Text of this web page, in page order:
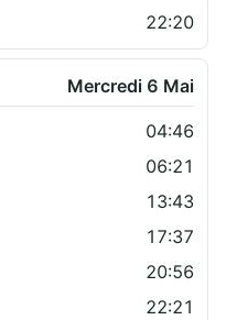
22:20
Mercredi 6 Mai
04:46
06:21
13:43
17:37
20:56
22:21